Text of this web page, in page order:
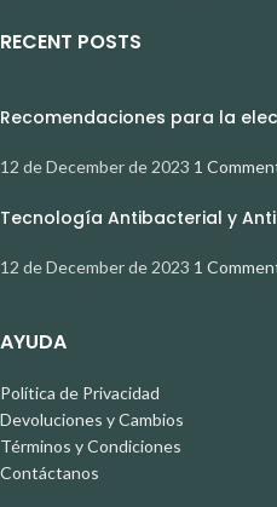
RECENT POSTS
Recomendaciones para la
12 de December de 2023 1
Tecnología Antibacterial y
12 de December de 2023 1
AYUDA
Política de Privacidad
Devoluciones y Cambios
Términos y Condiciones
Contáctanos